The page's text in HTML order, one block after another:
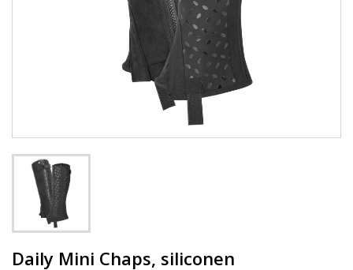
Daily Mini Chaps, siliconen